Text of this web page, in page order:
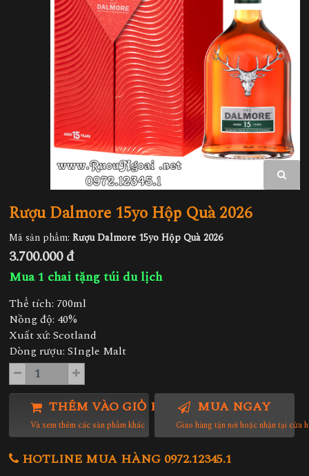
Rượu Dalmore 15yo Hộp Quà 2026
Mã sản phẩm: Rượu Dalmore 15yo Hộp Quà 2026
3.700.000 đ
Mua 1 chai tặng túi du lịch
Thể tích: 700ml
Nồng độ: 40%
Xuất xứ: Scotland
Dòng rượu: SIngle Malt
THÊM VÀO GIỎ HÀNG
Và xem thêm các sản phẩm khác
MUA NGAY
Giao hàng tận nơi hoặc nhận tại cửa
HOTLINE MUA HÀNG 0972.12345.1